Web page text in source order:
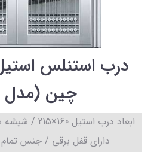
درب استنلس
چین (مدل 6003)
دارای قفل برقی / جنس تمام استیل